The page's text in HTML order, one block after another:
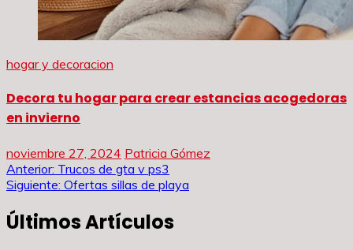
hogar y decoracion
Decora tu hogar para crear estancias acogedoras
en invierno
noviembre 27, 2024 Patricia Gómez
Navegación
entradas
Anterior: Trucos de gta v ps3
Siguiente: Ofertas sillas de playa
Últimos Artículos